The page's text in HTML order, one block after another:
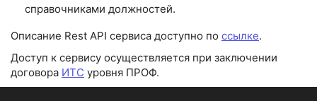
справочниками должностей.
Описание Rest API сервиса доступно по ссылке.
Доступ к сервису осуществляется при заключении
договора ИТС уровня ПРОФ.